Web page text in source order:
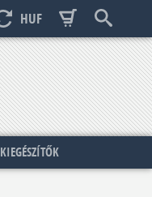
HUF
KIEGÉSZÍTŐK